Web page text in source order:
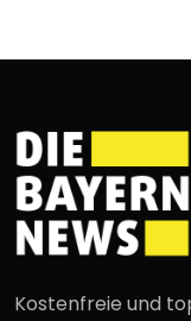
Kostenfreie und